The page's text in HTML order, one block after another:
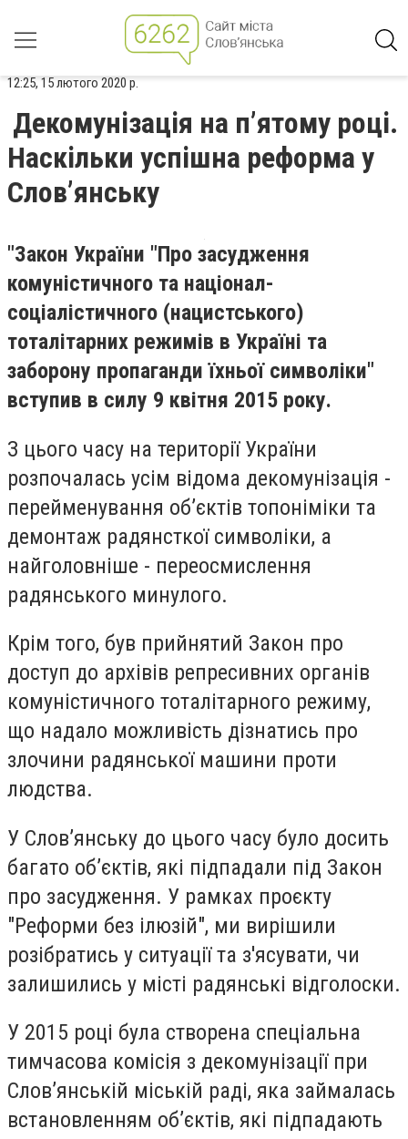
12:25, 15 лютого 2020 р.
Декомунізація на п’ятому році.
Наскільки успішна реформа у
Слов’янську
"Закон України "Про засудження
комуністичного та націонал-
соціалістичного (нацистського)
тоталітарних режимів в Україні та
заборону пропаганди їхньої символіки"
вступив в силу 9 квітня 2015 року.
З цього часу на території України
розпочалась усім відома декомунізація -
перейменування об’єктів топоніміки та
демонтаж радянсткої символіки, а
найголовніше - переосмислення
радянського минулого.
Крім того, був прийнятий Закон про
доступ до архівів репресивних органів
комуністичного тоталітарного режиму,
що надало можливість дізнатись про
злочини радянської машини проти
людства.
У Слов’янську до цього часу було досить
багато об’єктів, які підпадали під Закон
про засудження. У рамках проєкту
"Реформи без ілюзій", ми вирішили
розібратись у ситуації та з'ясувати, чи
залишились у місті радянські відголоски.
У 2015 році була створена спеціальна
тимчасова комісія з декомунізації при
Слов’янській міській раді, яка займалась
встановленням об’єктів, які підпадають